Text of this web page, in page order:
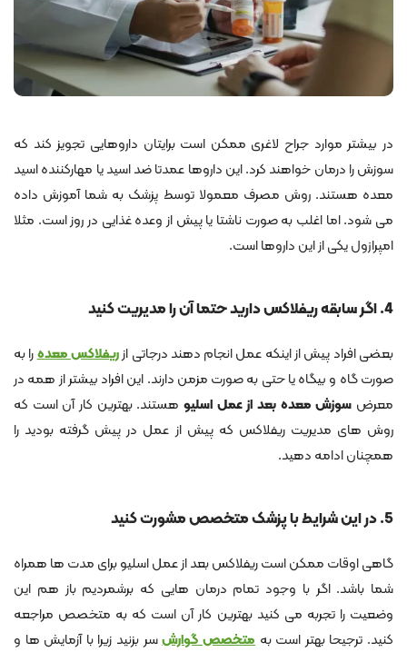
در بیشتر موارد جراح لاغری ممکن است برایتان داروهایی تجویز کند که
سوزش را درمان خواهند کرد. این داروها عمدتا ضد اسید یا مهارکننده اسید
معده هستند. روش مصرف معمولا توسط پزشک به شما آموزش داده
می شود. اما اغلب به صورت ناشتا یا پیش از وعده غذایی در روز است. مثلا
امپرازول یکی از این داروها است.
4. اگر سابقه ریفلاکس دارید حتما آن را مدیریت کنید
بعضی افراد پیش از اینکه عمل انجام دهند درجاتی ازریفلاکسمعدهرا به
صورت گاه و بیگاه یا حتی به صورت مزمن دارند. این افراد بیشتر از همه در
معرض سوزش معده بعد از عمل اسلیو هستند. بهترین کار آن است که
روش های مدیریت ریفلاکس که پیش از عمل در پیش گرفته بودید را
همچنان ادامه دهید.
5. در این شرایط با پزشک متخصص مشورت کنید
گاهی اوقات ممکن است ریفلاکس بعد از عمل اسلیو برای مدت ها همراه
شما باشد. اگر با وجود تمام درمان هایی که برشمردیم باز هم این
وضعیت را تجربه می کنید بهترین کار آن است که به متخصص مراجعه
کنید. ترجیحا بهتر است بهمتخصص گوارشسر بزنید زیرا با آزمایش ها و